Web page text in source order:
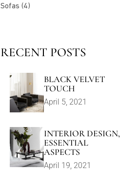
Sofas (4)
RECENT POSTS
BLACK VELVET
TOUCH
April 5, 2021
INTERIOR DESIGN,
ESSENTIAL
ASPECTS
April 19, 2021